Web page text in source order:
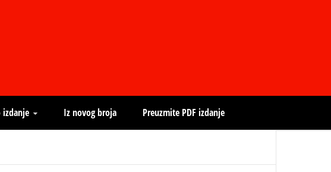
izdanje Iz novog broja Preuzmite PDF izdanje